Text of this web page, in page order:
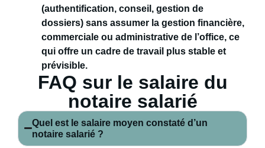
(authentification, conseil, gestion de
dossiers) sans assumer la gestion financière,
commerciale ou administrative de l’office, ce
qui offre un cadre de travail plus stable et
prévisible.
FAQ sur le salaire du
notaire salarié
Quel est le salaire moyen constaté d’un
notaire salarié ?